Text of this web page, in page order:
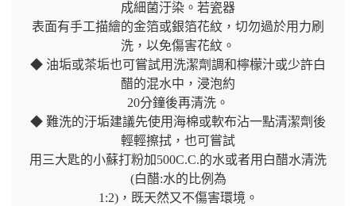
成細菌汙染。若瓷器
表面有手工描繪的金箔或銀箔花紋，切勿過於用力刷
洗，以免傷害花紋。
◆ 油垢或茶垢也可嘗試用洗潔劑調和檸檬汁或少許白
醋的混水中，浸泡約
20分鐘後再清洗。
◆ 難洗的汙垢建議先使用海棉或軟布沾一點清潔劑後
輕輕擦拭，也可嘗試
用三大匙的小蘇打粉加500C.C.的水或者用白醋水清洗
(白醋:水的比例為
1:2)，既天然又不傷害環境。